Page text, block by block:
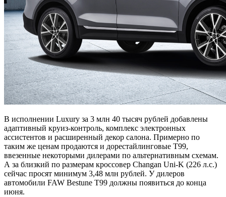
В исполнении Luxury за 3 млн 40 тысяч рублей добавлены
адаптивный круиз-контроль, комплекс электронных
ассистентов и расширенный декор салона. Примерно по
таким же ценам продаются и дорестайлинговые T99,
ввезенные некоторыми дилерами по альтернативным схемам.
А за близкий по размерам кроссовер Changan Uni-K (226 л.с.)
сейчас просят минимум 3,48 млн рублей. У дилеров
автомобили FAW Bestune T99 должны появиться до конца
июня.